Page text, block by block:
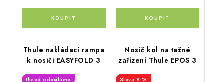
Thule nakládací rampa
k nosiči EASYFOLD 3
Ihned odesíláme
Nosič kol na tažné
zařízení Thule EPOS 3
9 %